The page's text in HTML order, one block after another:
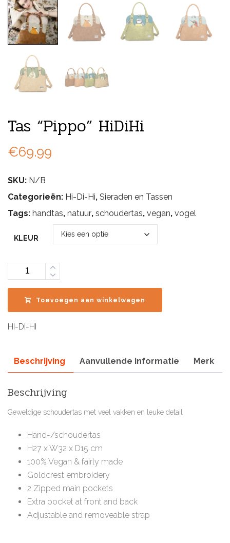
Tas “Pippo” HiDiHi
€69.99
SKU: N/B
Categorieën: Hi-Di-Hi, Sieraden en Tassen
Tags: handtas, natuur, schoudertas, vegan, vogel
KLEUR
Aantal
Toevoegen aan winkelwagen
HI-DI-HI
Beschrijving Aanvullende informatie Merk
Beschrijving
Geweldige schoudertas met veel vakken en leuke detail
Hand-/schoudertas
H27 x W32 x D15 cm
100% Vegan & fairly made
Goldcrest embroidery
2 Zipped main pockets
Extra pocket at front and back
Adjustable and removeable strap